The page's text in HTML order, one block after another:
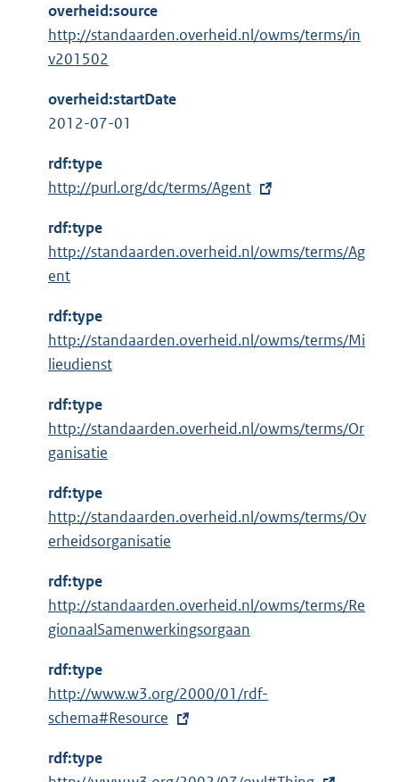
overheid:source
http://standaarden.overheid.nl/owms/terms/in
v201502
overheid:startDate
2012-07-01
rdf:type
E
t
e
r
e
l
n
k
:
http://purl.org/dc/terms/Agent
rdf:type
http://standaarden.overheid.nl/owms/terms/Ag
ent
rdf:type
http://standaarden.overheid.nl/owms/terms/Mi
lieudienst
rdf:type
http://standaarden.overheid.nl/owms/terms/Or
ganisatie
rdf:type
http://standaarden.overheid.nl/owms/terms/Ov
erheidsorganisatie
rdf:type
http://standaarden.overheid.nl/owms/terms/Re
gionaalSamenwerkingsorgaan
rdf:type
E
x
e
http://www.w3.org/2000/01/rdf-
schema#Resource
rdf:type